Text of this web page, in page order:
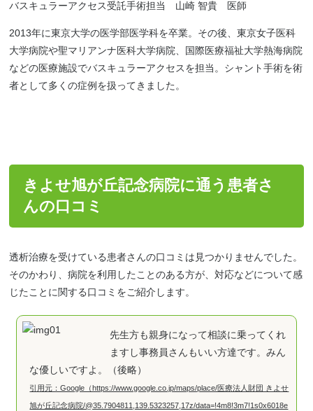
バスキュラーアクセス受託手術担当 山崎 智貴 医師
2013年に東京大学の医学部医学科を卒業。その後、東京女子医科
大学病院や聖マリアンナ医科大学病院、国際医療福祉大学熱海病院
などの医療施設でバスキュラーアクセスを担当。シャント手術を術
者として多くの症例を扱ってきました。
きよせ旭が丘記念病院に通う患者さ
んの口コミ
透析治療を受けている患者さんの口コミは見つかりませんでした。
そのかわり、病院を利用したことのある方が、対応などについて感
じたことに関する口コミをご紹介します。
先生方も親身になって相談に乗ってくれ
ますし事務員さんもいい方達です。みん
な優しいですよ。（後略）
引用元：Google（https://www.google.co.jp/maps/place/医療法人財団 きよせ
旭が丘記念病院/@35.7904811,139.5323257,17z/data=!4m8!3m7!1s0x6018e